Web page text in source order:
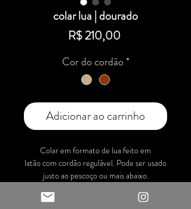
colar lua | dourado
R$ 210,00Preço
Cor do cordão*
Adicionar ao carrinho
Colar em formato de lua feito em
latão com cordão regulável. Pode ser usado
justo ao pescoço ou mais abaixo.
Material: metal latão e fios 100% algodão.